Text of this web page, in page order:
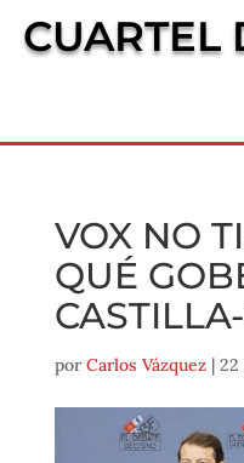
CUARTEL
VOX NO
QUÉ
por Carlos Vázquez| 22